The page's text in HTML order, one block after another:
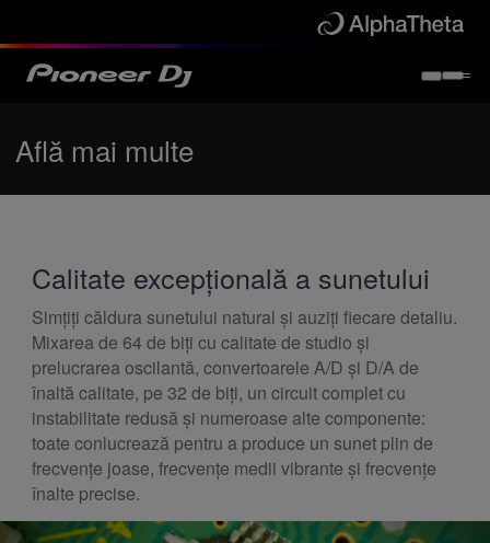
Află mai multe
Calitate excepțională a sunetului
Simțiți căldura sunetului natural și auziți fiecare detaliu.
Mixarea de 64 de biți cu calitate de studio și
prelucrarea oscilantă, convertoarele A/D și D/A de
înaltă calitate, pe 32 de biți, un circuit complet cu
instabilitate redusă și numeroase alte componente:
toate conlucrează pentru a produce un sunet plin de
frecvențe joase, frecvențe medii vibrante și frecvențe
înalte precise.